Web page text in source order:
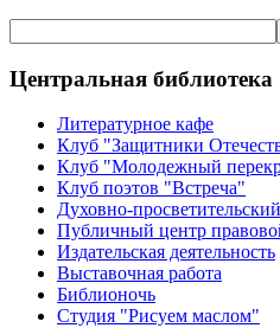
Центральная библиотека
Литературное кафе
Клуб "Защитники
Клуб "Молодежный
Клуб поэтов "Встреча"
Духовно-
Публичный центр
Издательская деятельность
Выставочная работа
Библионочь
Студия "Рисуем маслом"